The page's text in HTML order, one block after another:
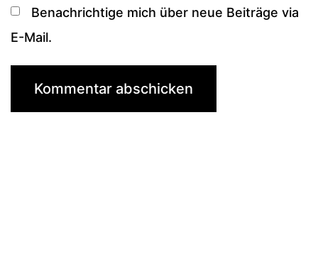
Benachrichtige mich über neue Beiträge via
E-Mail.